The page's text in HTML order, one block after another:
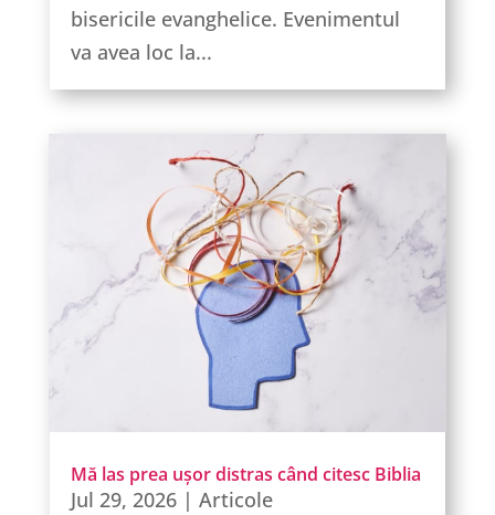
bisericile evanghelice. Evenimentul
va avea loc la...
Mă las prea ușor distras când citesc Biblia
Jul 29, 2026| Articole